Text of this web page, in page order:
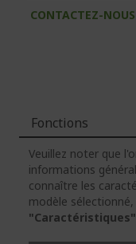
CONTACTEZ-NOUS
Fonctions
Veuillez noter que
informations
connaître les
modèle sélectionné,
"Caractéristiques"